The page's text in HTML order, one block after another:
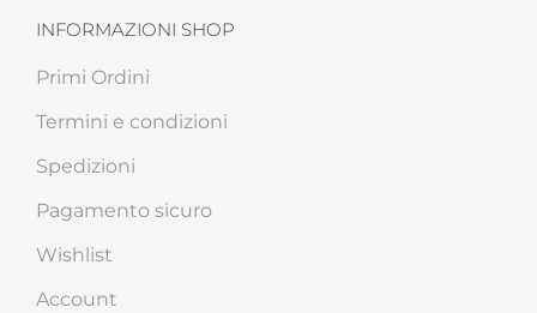
INFORMAZIONI SHOP
Primi Ordini
Termini e condizioni
Spedizioni
Pagamento sicuro
Wishlist
Account